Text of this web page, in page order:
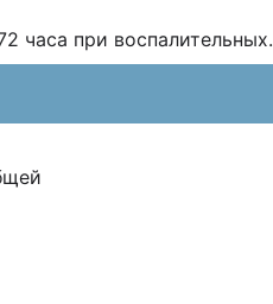
часа при воспалительных.